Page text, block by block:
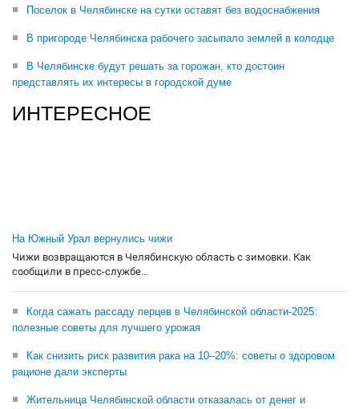
Поселок в Челябинске на сутки оставят без водоснабжения
В пригороде Челябинска рабочего засыпало землей в колодце
В Челябинске будут решать за горожан, кто достоин
представлять их интересы в городской думе
ИНТЕРЕСНОЕ
На Южный Урал вернулись чижи
Чижи возвращаются в Челябинскую область с зимовки. Как
сообщили в пресс-службе...
Когда сажать рассаду перцев в Челябинской области-2025:
полезные советы для лучшего урожая
Как снизить риск развития рака на 10–20%: советы о здоровом
рационе дали эксперты
Жительница Челябинской области отказалась от денег и